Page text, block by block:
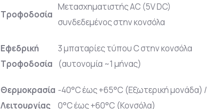
Τροφοδοσία
Μετασχηματιστής AC (5V DC)
συνδεδεμένος στην κονσόλα
Εφεδρική
Τροφοδοσία
3 μπαταρίες τύπου C στην κονσόλα
(αυτονομία ~1 μήνας)
Θερμοκρασία
Λειτουργίας
-40°C έως +65°C (Εξωτερική μονάδα) /
0°C έως +60°C (Κονσόλα)